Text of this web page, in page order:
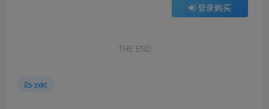
登录购买
THE END
zxkt